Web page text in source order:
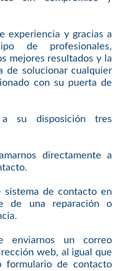
experiencia y gracias a
de profesionales,
mejores resultados y la
de solucionar cualquier
con su puerta de
su disposición tres
directamente a
sistema de contacto en
de una reparación o
enviarnos un correo
web, al igual que
formulario de contacto